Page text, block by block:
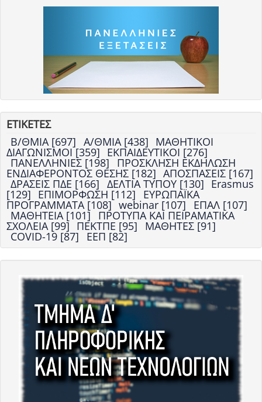
ΕΤΙΚΕΤΕΣ
Β/ΘΜΙΑ [697] Α/ΘΜΙΑ [438] ΜΑΘΗΤΙΚΟΙ
ΔΙΑΓΩΝΙΣΜΟΙ [359] ΕΚΠΑΙΔΕΥΤΙΚΟΙ [276]
ΠΑΝΕΛΛΗΝΙΕΣ [198] ΠΡΟΣΚΛΗΣΗ ΕΚΔΗΛΩΣΗ
ΕΝΔΙΑΦΕΡΟΝΤΟΣ ΘΕΣΗΣ [182] ΑΠΟΣΠΑΣΕΙΣ [167]
ΔΡΑΣΕΙΣ ΠΔΕ [166] ΔΕΛΤΙΑ ΤΥΠΟΥ [130] Erasmus
[129] ΕΠΙΜΟΡΦΩΣΗ [112] ΕΥΡΩΠΑΪΚΑ
ΠΡΟΓΡΑΜΜΑΤΑ [108] webinar [107] ΕΠΑΛ [107]
ΜΑΘΗΤΕΙΑ [101] ΠΡΟΤΥΠΑ ΚΑΙ ΠΕΙΡΑΜΑΤΙΚΑ
ΣΧΟΛΕΙΑ [99] ΠΕΚΤΠΕ [95] ΜΑΘΗΤΕΣ [91]
COVID-19 [87] ΕΕΠ [82]